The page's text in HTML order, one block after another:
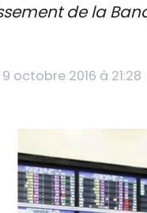
de la
octobre 2016 à 21:28